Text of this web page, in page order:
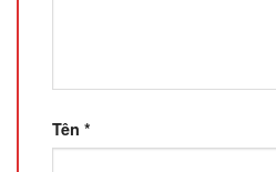
Tên *